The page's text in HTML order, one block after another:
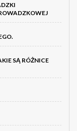
SĄ RÓŻNICE